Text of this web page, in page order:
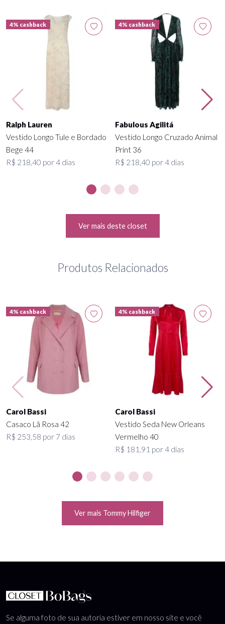
4% cashback
Ralph Lauren
Vestido Longo Tule e Bordado
Bege 44
R$ 218,40 por 4 dias
4% cashback
Fabulous Agilitá
Vestido Longo Cruzado Animal
Print 36
R$ 218,40 por 4 dias
Ver mais deste closet
Produtos Relacionados
4% cashback
Carol Bassi
Casaco Lã Rosa 42
R$ 253,58 por 7 dias
4% cashback
Carol Bassi
Vestido Seda New Orleans
Vermelho 40
R$ 181,91 por 4 dias
Ver mais Tommy Hilfiger
Se alguma foto de sua autoria estiver em nosso site e você